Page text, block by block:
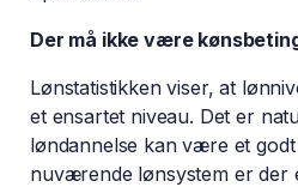
Der må ikke være
Lønstatistikken viser, at
et ensartet niveau. Det er
løndannelse kan være et
nuværende lønsystem er der